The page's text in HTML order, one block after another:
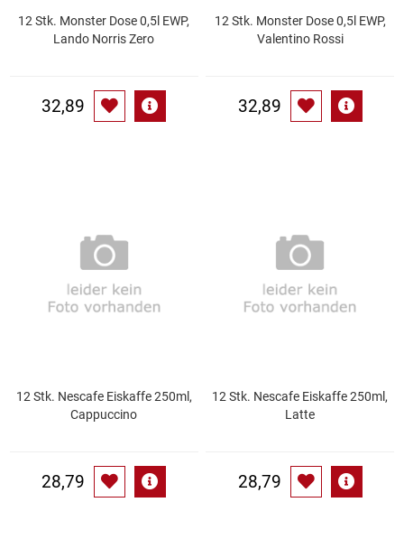
Schinken
Spirituosen
12 Stk. Monster Dose 0,5l EWP,
Lando Norris Zero
32,89
12 Stk. Monster Dose 0,5l EWP,
Valentino Rossi
32,89
12 Stk. Nescafe Eiskaffe 250ml,
Cappuccino
28,79
12 Stk. Nescafe Eiskaffe 250ml,
Latte
28,79